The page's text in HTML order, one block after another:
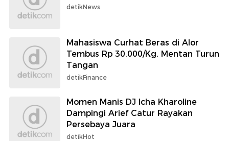
detikNews
Mahasiswa Curhat Beras di Alor
Tembus Rp 30.000/Kg, Mentan Turun
Tangan
detikFinance
Momen Manis DJ Icha Kharoline
Dampingi Arief Catur Rayakan
Persebaya Juara
detikHot